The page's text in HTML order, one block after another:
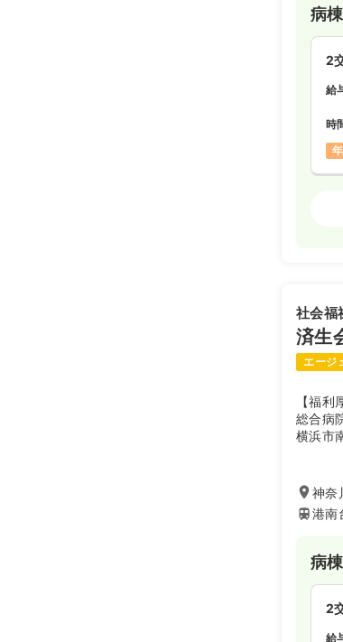
広く
療や
ており
病
2
給
時
時
日
2
社会福
済生
エージ
【福
総合病
横浜市
JR根岸
に便利
神奈
港南
病
2
給